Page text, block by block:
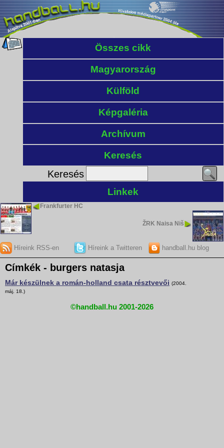
Összes cikk
Magyarország
Külföld
Képgaléria
Archívum
Keresés
Keresés
Linkek
Frankfurter HC
ŽRK Naisa Niš
Híreink RSS-en Híreink a Twitteren handball.hu blog
Címkék - burgers natasja
Már készülnek a román-holland csata résztvevői (2004.
máj. 18.)
©handball.hu 2001-2026